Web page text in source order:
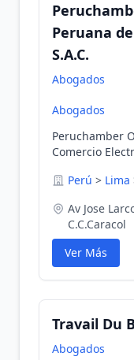
Peruana
S.A.C.
Abogados
Abogados
Peruchamber
Comercio
Perú > Lima
Av Jose
C.C.Caracol
Ver Más
Travail Du
Abogados